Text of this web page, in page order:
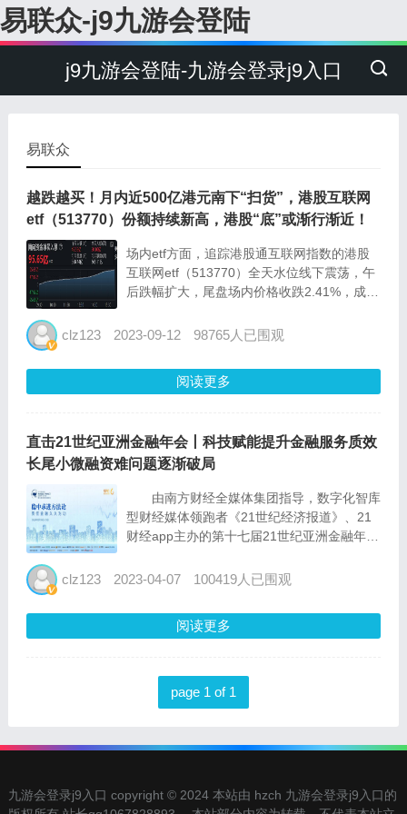
易联众-j9九游会登陆
j9九游会登陆-九游会登录j9入口
易联众
越跌越买！月内近500亿港元南下“扫货”，港股互联网
etf（513770）份额持续新高，港股“底”或渐行渐近！
场内etf方面，追踪港股通互联网指数的港股
互联网etf（513770）全天水位线下震荡，午
后跌幅扩大，尾盘场内价格收跌2.41%，成交
新低，南向资金加快了布局脚步，近期机构观
比...
clz123 2023-09-12 98765人已围观
阅读更多
直击21世纪亚洲金融年会丨科技赋能提升金融服务质效
长尾小微融资难问题逐渐破局
由南方财经全媒体集团指导，数字化智库
型财经媒体领跑者《21世纪经济报道》、21
财经app主办的第十七届21世纪亚洲金融年
此次亚洲金融年会以“稳中求进方法
clz123 2023-04-07 100419人已围观
阅读更多
page 1 of 1
九游会登录j9入口 copyright © 2024 本站由 hzch 九游会登录j9入口的